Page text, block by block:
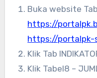
Buka website
https://
https://portalpk-
Klik Tab
Klik Tabel8 –